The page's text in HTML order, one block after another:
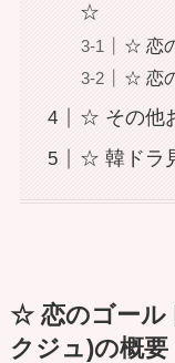
☆
☆ 恋
☆ 恋
☆ その他
☆ 韓ドラ
☆ 恋のゴール
クジュ)の概